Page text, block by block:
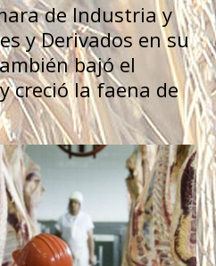
de Industria y
y Derivados en su
bajó el
creció la faena de